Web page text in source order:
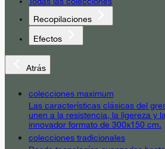
Recopilaciones
Efectos
Atrás
colecciones maximum
Las características clásicas del
unen a la resistencia, la ligereza y
innovador formato de 300x150 cm.
colecciones tradicionales